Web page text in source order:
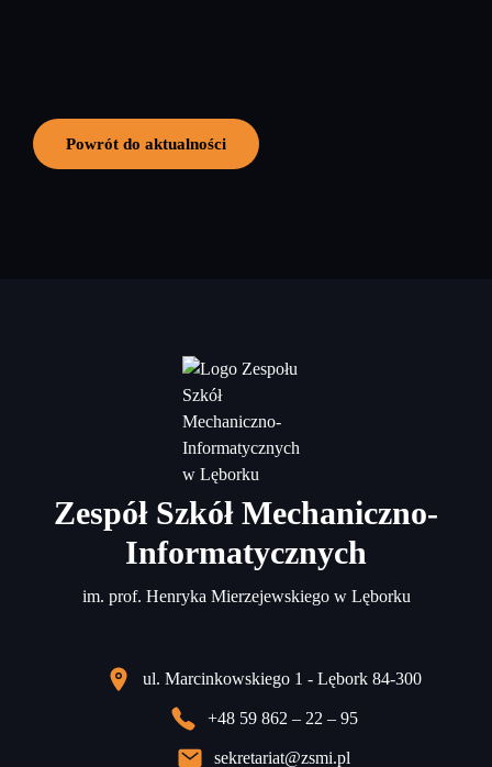
Powrót do aktualności
Zespół Szkół Mechaniczno-
Informatycznych
im. prof. Henryka Mierzejewskiego w Lęborku
ul. Marcinkowskiego 1 - Lębork 84-300
+48 59 862 – 22 – 95
sekretariat@zsmi.pl